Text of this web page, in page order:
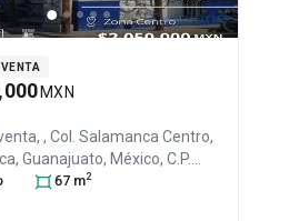
VENTA
MXN
venta,, Col. Salamanca Centro,
, Guanajuato, México, C.P.
29523145
67 m2